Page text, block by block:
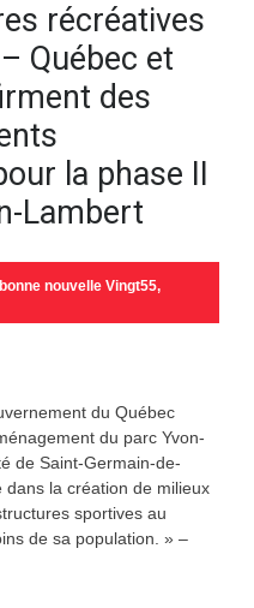
récréatives
Québec et
des
la phase II
Lambert
nouvelle Vingt55,
du Québec
du parc Yvon-
de Saint-Germain-de-
la création de milieux
sportives au
de sa population. » –